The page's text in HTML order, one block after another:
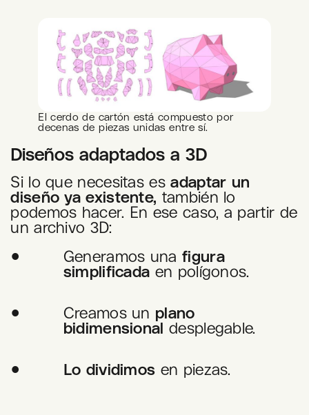
El cerdo de cartón está compuesto por
decenas de piezas unidas entre sí.
Diseños adaptados a 3D
Si lo que necesitas esadaptar un
diseño ya existente, también lo
podemos hacer. En ese caso, a partir de
un archivo 3D:
Generamos una figura
simplificada en polígonos.
Creamos un plano
bidimensional desplegable.
Lo dividimos en piezas.